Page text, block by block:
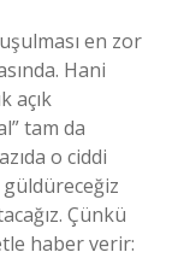
en zor
Hani
açık
tam da
o ciddi
Çünkü
haber verir: